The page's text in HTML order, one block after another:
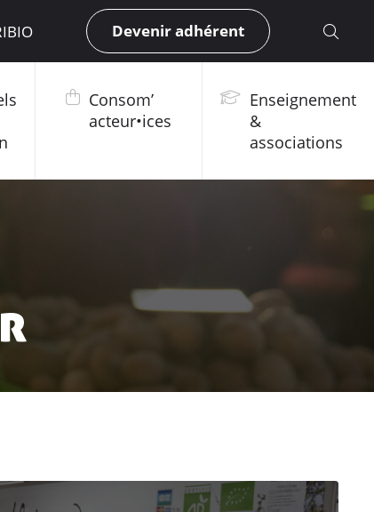
Devenir adhérent
Consom’
acteur•ices
Enseignement
&
associations